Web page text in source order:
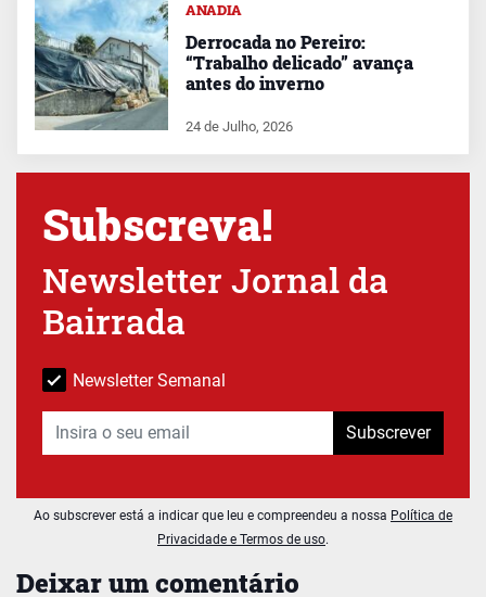
Deixar um comentário
ANADIA
Derrocada no Pereiro:
“Trabalho delicado” avança
antes do inverno
24 de Julho, 2026
Subscreva!
Newsletter Jornal da
Bairrada
Newsletter Semanal
Subscrever
Ao subscrever está a indicar que leu e compreendeu a nossa Política de
Privacidade e Termos de uso.